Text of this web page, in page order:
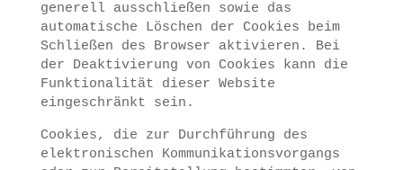
generell ausschließen sowie das
automatische Löschen der Cookies beim
Schließen des Browser aktivieren. Bei
der Deaktivierung von Cookies kann die
Funktionalität dieser Website
eingeschränkt sein.
Cookies, die zur Durchführung des
elektronischen Kommunikationsvorgangs